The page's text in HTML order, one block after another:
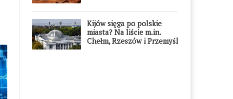
Kijów sięga po polskie
miasta? Na liście m.in.
Chełm, Rzeszów i Przemyśl